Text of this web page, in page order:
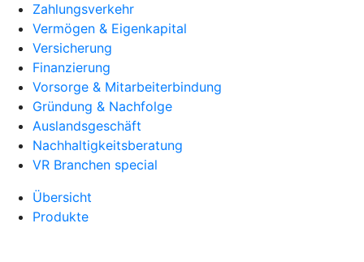
Zahlungsverkehr
Vermögen & Eigenkapital
Versicherung
Finanzierung
Vorsorge & Mitarbeiterbindung
Gründung & Nachfolge
Auslandsgeschäft
Nachhaltigkeitsberatung
VR Branchen special
Übersicht
Produkte